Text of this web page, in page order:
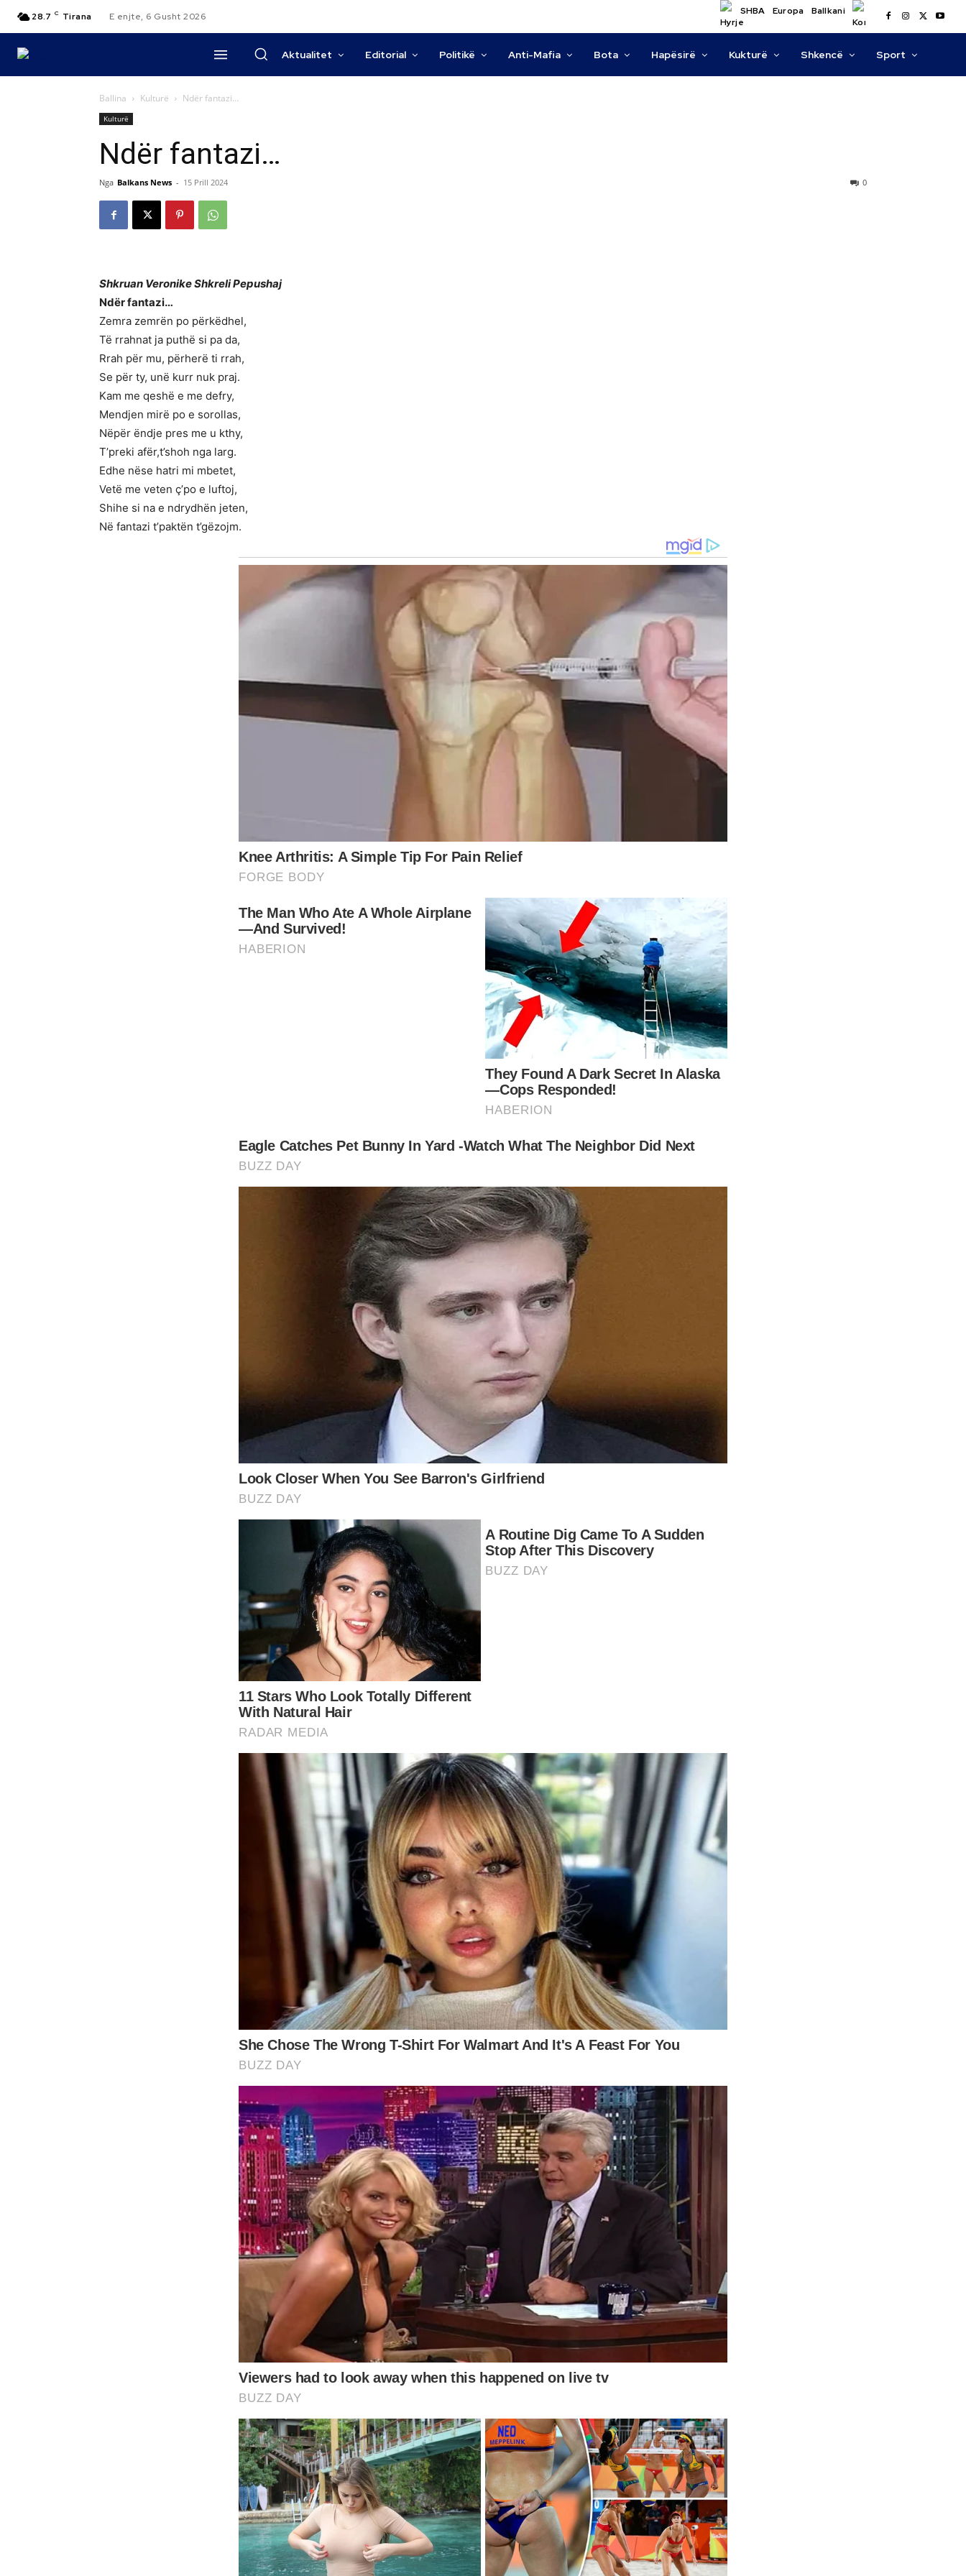
28.7 C Tirana E enjte, 6 Gusht 2026 SHBA Europa Ballkani
Aktualitet Editorial Politikë Anti-Mafia Bota Hapësirë Kukturë Shkencë Sport
Ballina Kulturë Ndër fantazi…
Kulturë
Ndër fantazi…
Nga Balkans News - 15 Prill 2024 0
Shkruan Veronike Shkreli Pepushaj
Ndër fantazi…
Zemra zemrën po përkëdhel,
Të rrahnat ja puthë si pa da,
Rrah për mu, përherë ti rrah,
Se për ty, unë kurr nuk praj.
Kam me qeshë e me defry,
Mendjen mirë po e sorollas,
Nëpër ëndje pres me u kthy,
T’preki afër,t’shoh nga larg.
Edhe nëse hatri mi mbetet,
Vetë me veten ç’po e luftoj,
Shihe si na e ndrydhën jeten,
Në fantazi t’paktën t’gëzojm.